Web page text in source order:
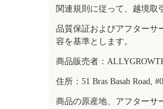
関連規則に従って、越境取
品質保証およびアフターサ
容を基準とします。
商品販売者：
住所：51 Bras Basah Road,
商品の原産地、アフターサ